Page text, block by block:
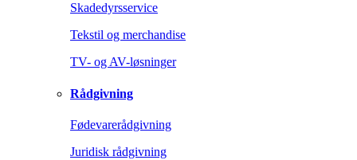
Skadedyrsservice
Tekstil og merchandise
TV- og AV-løsninger
Rådgivning
Fødevarerådgivning
Juridisk rådgivning